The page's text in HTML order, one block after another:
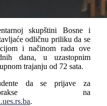
skupštini Bosne i
odličnu priliku da se
i načinom rada ove
dana, u uzastopnim
trajanju od 72 sata.
da se prijave za
na
.